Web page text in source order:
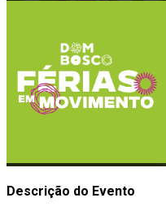
Descrição do Evento